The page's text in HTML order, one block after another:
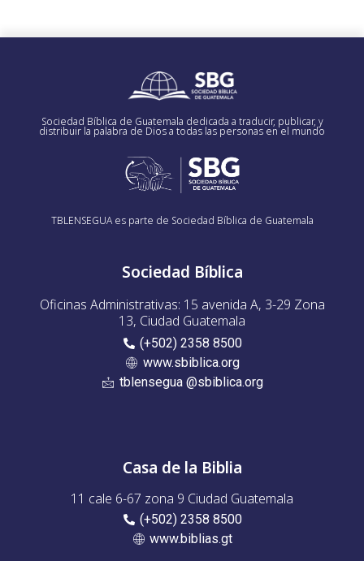
Sociedad Bíblica de Guatemala dedicada a traducir, publicar, y
distribuir la palabra de Dios a todas las personas en el mundo
TBLENSEGUA es parte de Sociedad Bíblica de Guatemala
Sociedad Bíblica
Oficinas Administrativas: 15 avenida A, 3-29 Zona
13, Ciudad Guatemala
(+502) 2358 8500
www.sbiblica.org
tblensegua @sbiblica.org
Casa de la Biblia
11 cale 6-67 zona 9 Ciudad Guatemala
(+502) 2358 8500
www.biblias.gt